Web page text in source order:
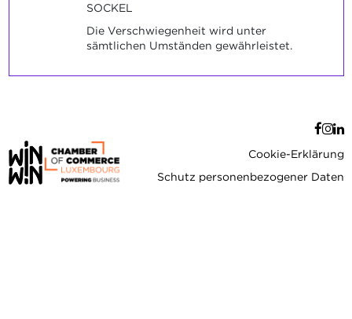
SOCKEL
Die Verschwiegenheit wird unter
sämtlichen Umständen gewährleistet.
Cookie-Erklärung
Schutz personenbezogener Daten